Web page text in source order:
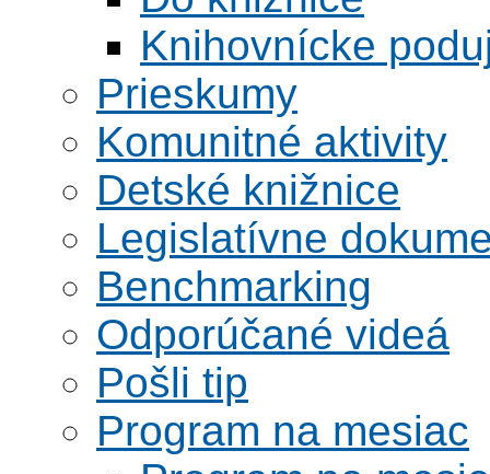
Knihovnícke
Prieskumy
Komunitné aktivity
Detské knižnice
Legislatívne
Benchmarking
Odporúčané videá
Pošli tip
Program na mesiac